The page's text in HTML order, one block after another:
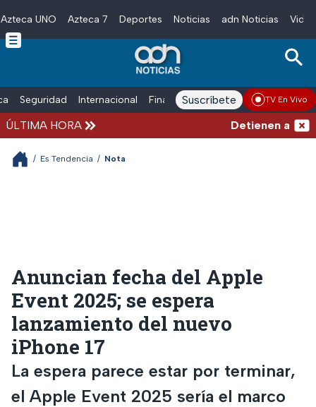
Skip to main content
Azteca UNO Azteca 7 Deportes Noticias adn Noticias
Seguridad Internacional Finanzas adn Noticias Radio
Suscríbete TV En Vivo
ÚLTIMA HORA Detienen al
/ Es Tendencia / Nota
Anuncian fecha del Apple
Event 2025; se espera
lanzamiento del nuevo
iPhone 17
La espera parece estar por terminar,
el Apple Event 2025 sería el marco